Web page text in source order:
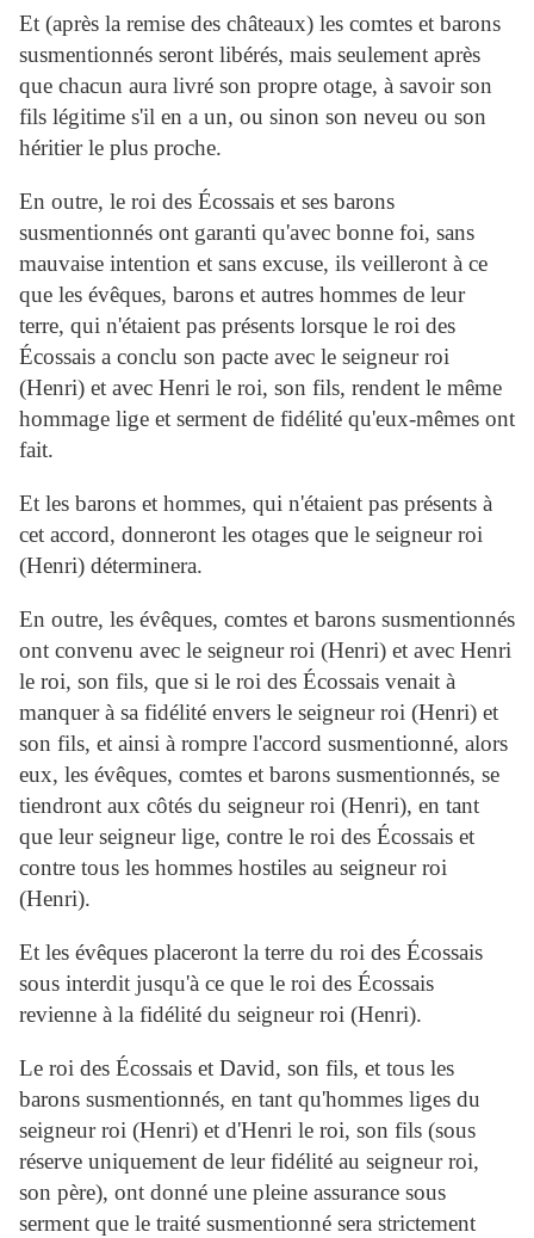
Et (après la remise des châteaux) les comtes et barons
susmentionnés seront libérés, mais seulement après
que chacun aura livré son propre otage, à savoir son
fils légitime s'il en a un, ou sinon son neveu ou son
héritier le plus proche.
En outre, le roi des Écossais et ses barons
susmentionnés ont garanti qu'avec bonne foi, sans
mauvaise intention et sans excuse, ils veilleront à ce
que les évêques, barons et autres hommes de leur
terre, qui n'étaient pas présents lorsque le roi des
Écossais a conclu son pacte avec le seigneur roi
(Henri) et avec Henri le roi, son fils, rendent le même
hommage lige et serment de fidélité qu'eux-mêmes ont
fait.
Et les barons et hommes, qui n'étaient pas présents à
cet accord, donneront les otages que le seigneur roi
(Henri) déterminera.
En outre, les évêques, comtes et barons susmentionnés
ont convenu avec le seigneur roi (Henri) et avec Henri
le roi, son fils, que si le roi des Écossais venait à
manquer à sa fidélité envers le seigneur roi (Henri) et
son fils, et ainsi à rompre l'accord susmentionné, alors
eux, les évêques, comtes et barons susmentionnés, se
tiendront aux côtés du seigneur roi (Henri), en tant
que leur seigneur lige, contre le roi des Écossais et
contre tous les hommes hostiles au seigneur roi
(Henri).
Et les évêques placeront la terre du roi des Écossais
sous interdit jusqu'à ce que le roi des Écossais
revienne à la fidélité du seigneur roi (Henri).
Le roi des Écossais et David, son fils, et tous les
barons susmentionnés, en tant qu'hommes liges du
seigneur roi (Henri) et d'Henri le roi, son fils (sous
réserve uniquement de leur fidélité au seigneur roi,
son père), ont donné une pleine assurance sous
serment que le traité susmentionné sera strictement